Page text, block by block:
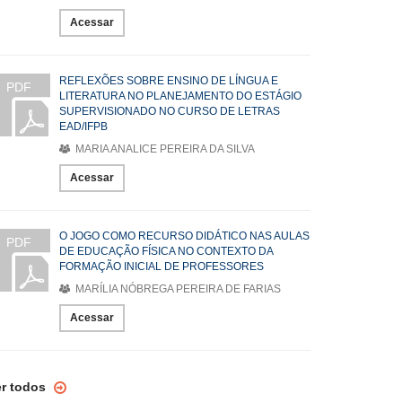
Acessar
PDF
REFLEXÕES SOBRE ENSINO DE LÍNGUA E
LITERATURA NO PLANEJAMENTO DO ESTÁGIO
SUPERVISIONADO NO CURSO DE LETRAS
EAD/IFPB
MARIA ANALICE PEREIRA DA SILVA
Acessar
PDF
O JOGO COMO RECURSO DIDÁTICO NAS AULAS
DE EDUCAÇÃO FÍSICA NO CONTEXTO DA
FORMAÇÃO INICIAL DE PROFESSORES
MARÍLIA NÓBREGA PEREIRA DE FARIAS
Acessar
todos